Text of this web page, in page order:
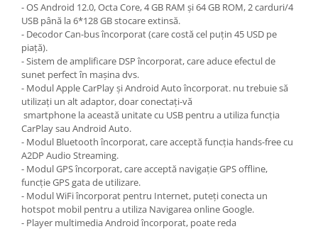
- OS Android 12.0, Octa Core, 4 GB RAM și 64 GB ROM, 2 carduri/4
USB până la 6*128 GB stocare extinsă.
- Decodor Can-bus încorporat (care costă cel puțin 45 USD pe
piață).
- Sistem de amplificare DSP încorporat, care aduce efectul de
sunet perfect în mașina dvs.
- Modul Apple CarPlay și Android Auto încorporat. nu trebuie să
utilizați un alt adaptor, doar conectați-vă
smartphone la această unitate cu USB pentru a utiliza funcția
CarPlay sau Android Auto.
- Modul Bluetooth încorporat, care acceptă funcția hands-free cu
A2DP Audio Streaming.
- Modul GPS încorporat, care acceptă navigație GPS offline,
funcție GPS gata de utilizare.
- Modul WiFi încorporat pentru Internet, puteți conecta un
hotspot mobil pentru a utiliza Navigarea online Google.
- Player multimedia Android încorporat, poate reda